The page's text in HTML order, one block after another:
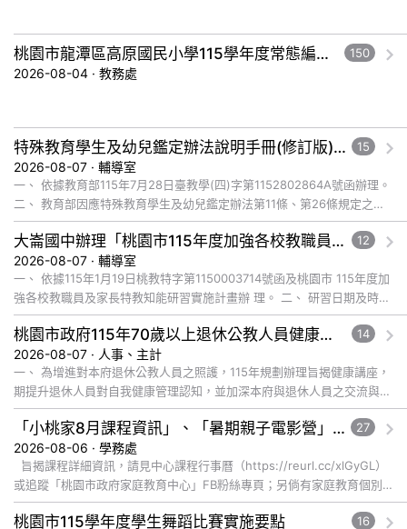
桃園市龍潭區高原國民小學115學年度常態編班暨導師編配作業結果公告-一年級。 150
2026-08-04 · 教務處
特殊教育學生及幼兒鑑定辦法說明手冊(修訂版)與學習障礙鑑定說明影片已公告於全國特殊教育資訊網，請自行上網觀看或下載運用 15
2026-08-07 · 輔導室
一、 依據教育部115年7月28日臺教學(四)字第1152802864A號函辦理。
二、 教育部因應特殊教育學生及幼兒鑑定辦法第11條、第26條規定之修
正，為協助各教育階段教師、學生、家長及主管機關... 觀看完整文章
大崙國中辦理「桃園市115年度加強各校教職員及家長特教知能研習」，鼓勵教師、特教助理員、家長踴躍報名參加 12
2026-08-07 · 輔導室
一、 依據115年1月19日桃教特字第1150003714號函及桃園市 115年度加
強各校教職員及家長特教知能研習實施計畫辦 理。 二、 研習日期及時
間：115年8月28日(五)上午9:00-12:... 觀看完整文章
桃園市政府115年70歲以上退休公教人員健康講座「吃得安心，動得舒心」，歡迎退休同仁踴躍參加 14
2026-08-07 · 人事、主計
一、 為增進對本府退休公教人員之照護，115年規劃辦理旨揭健康講座，
期提升退休人員對自我健康管理認知，並加深本府與退休人員之交流與情
誼，講座內容說明如下： (一) 辦理日期及地點： １、 ... 觀看完整文章
「小桃家8月課程資訊」、「暑期親子電影營」、「祖孫樂淘桃」、「愛『原原』不絕-親子共學同樂會」 27
2026-08-06 · 學務處
或追蹤「桃園市政府家庭教育中心」FB粉絲專頁；另倘有家庭教育個別
化服務需求，可撥打41281... 觀看完整文章
桃園市115學年度學生舞蹈比賽實施要點 16